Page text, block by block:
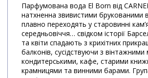
Парфумована вода El Born від
натхненна звивистими брукованими
плавно переходять у старовинні
середньовіччя… свідком історії
та квіти спадають з крихітних
балконів, сусідствуючи з
кондитерськими, кафе, старими
крамницями та винними барами.